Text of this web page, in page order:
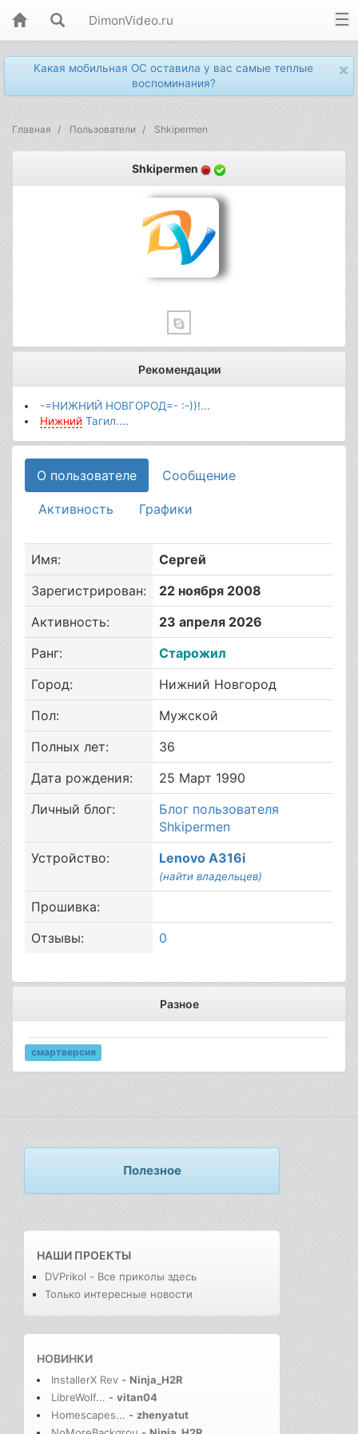
DimonVideo.ru
×
Какая мобильная ОС оставила у вас самые теплые
воспоминания?
Главная Пользователи Shkipermen
Shkipermen
Рекомендации
-=НИЖНИЙ НОВГОРОД=- :-))!...
Нижний Тагил....
О пользователе Сообщение
Активность Графики
Имя:
Сергей
Зарегистрирован:
22 ноября 2008
Активность:
23 апреля 2026
Ранг:
Старожил
Город:
Нижний Новгород
Пол:
Мужской
Полных лет:
36
Дата рождения:
25 Март 1990
Личный блог:
Блог пользователя
Shkipermen
Устройство:
Lenovo A316i
(найти владельцев)
Прошивка:
Отзывы:
0
Разное
смартверсия
Полезное
НАШИ ПРОЕКТЫ
DVPrikol - Все приколы здесь
Только интересные новости
НОВИНКИ
InstallerX Rev - Ninja_H2R
LibreWolf... - vitan04
Homescapes... - zhenyatut